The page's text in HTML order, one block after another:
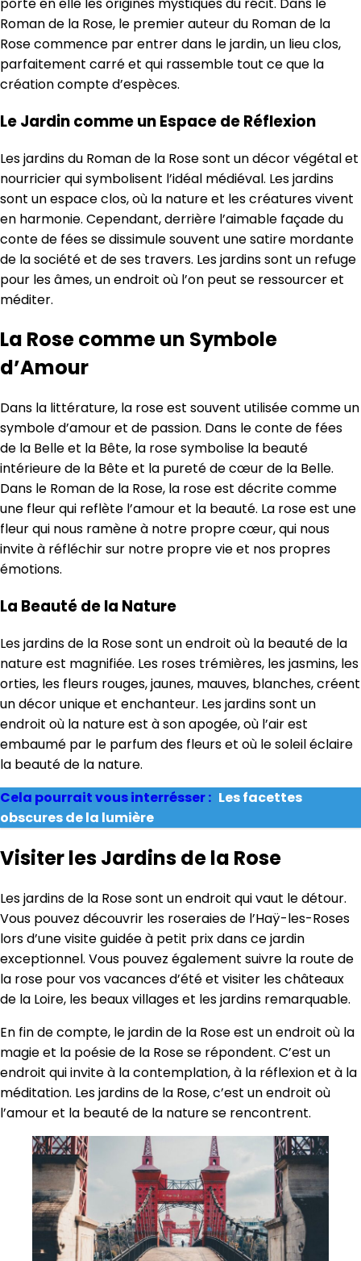
Roman de la Rose, le premier auteur du Roman de la
Rose commence par entrer dans le jardin, un lieu clos,
parfaitement carré et qui rassemble tout ce que la
création compte d’espèces.
Le Jardin comme un Espace de Réflexion
Les jardins du Roman de la Rose sont un décor végétal et
nourricier qui symbolisent l’idéal médiéval. Les jardins
sont un espace clos, où la nature et les créatures vivent
en harmonie. Cependant, derrière l’aimable façade du
conte de fées se dissimule souvent une satire mordante
de la société et de ses travers. Les jardins sont un refuge
pour les âmes, un endroit où l’on peut se ressourcer et
méditer.
La Rose comme un Symbole
d’Amour
Dans la littérature, la rose est souvent utilisée comme un
symbole d’amour et de passion. Dans le conte de fées
de la Belle et la Bête, la rose symbolise la beauté
intérieure de la Bête et la pureté de cœur de la Belle.
Dans le Roman de la Rose, la rose est décrite comme
une fleur qui reflète l’amour et la beauté. La rose est une
fleur qui nous ramène à notre propre cœur, qui nous
invite à réfléchir sur notre propre vie et nos propres
émotions.
La Beauté de la Nature
Les jardins de la Rose sont un endroit où la beauté de la
nature est magnifiée. Les roses trémières, les jasmins, les
orties, les fleurs rouges, jaunes, mauves, blanches, créent
un décor unique et enchanteur. Les jardins sont un
endroit où la nature est à son apogée, où l’air est
embaumé par le parfum des fleurs et où le soleil éclaire
la beauté de la nature.
Cela pourrait vous interrésser : Les facettes
obscures de la lumière
Visiter les Jardins de la Rose
Les jardins de la Rose sont un endroit qui vaut le détour.
Vous pouvez découvrir les roseraies de l’Haÿ-les-Roses
lors d’une visite guidée à petit prix dans ce jardin
exceptionnel. Vous pouvez également suivre la route de
la rose pour vos vacances d’été et visiter les châteaux
de la Loire, les beaux villages et les jardins remarquable.
En fin de compte, le jardin de la Rose est un endroit où la
magie et la poésie de la Rose se répondent. C’est un
endroit qui invite à la contemplation, à la réflexion et à la
méditation. Les jardins de la Rose, c’est un endroit où
l’amour et la beauté de la nature se rencontrent.